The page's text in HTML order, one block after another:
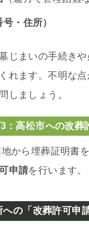
・住所）
じまいの手続きや
れます。不明な
しましょう。
：高松市への改葬
から埋葬証明書
申請を行います。
への「改葬許可申